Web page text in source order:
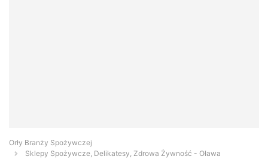
Orły Branży Spożywczej
Sklepy Spożywcze, Delikatesy, Zdrowa Żywność - Oława